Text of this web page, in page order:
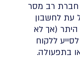
רב מסר
עת לחשבון
(אך לא
ללקוח
בתפעולה.